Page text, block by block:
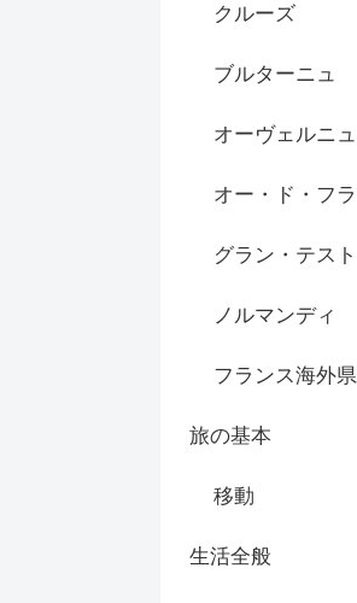
クルーズ
ブルターニュ
オーヴェルニ
オー・ド・フ
グラン・テスト
ノルマンディ
フランス海外県
旅の基本
移動
生活全般